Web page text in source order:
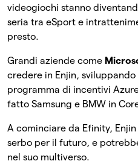
videogiochi stanno
seria tra eSport e
presto.
Grandi aziende come
credere in Enjin, sviluppando
programma di incentivi
fatto Samsung e BMW in
A cominciare da Efinity,
serbo per il futuro, e
nel suo multiverso.